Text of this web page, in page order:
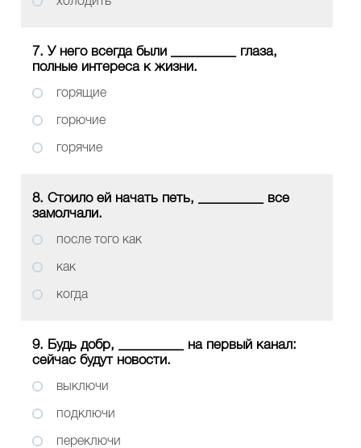
7. У него всегда были _________ глаза,
полные интереса к жизни.
горящие
горючие
горячие
8. Стоило ей начать петь, _________ все
замолчали.
после того как
как
когда
9. Будь добр, _________ на первый канал:
сейчас будут новости.
выключи
подключи
переключи